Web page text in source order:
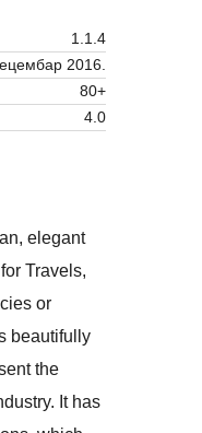
1.1.4
2016.
80+
4.0
elegant
Travels,
or
beautifully
the
It has